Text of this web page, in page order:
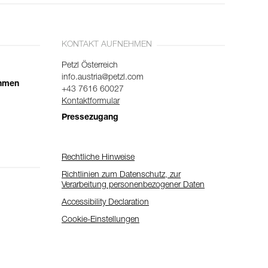
KONTAKT AUFNEHMEN
Petzl Österreich
info.austria@petzl.com
+43 7616 60027
Kontaktformular
Pressezugang
Rechtliche Hinweise
Richtlinien zum Datenschutz, zur
Verarbeitung personenbezogener Daten
Accessibility Declaration
Cookie-Einstellungen